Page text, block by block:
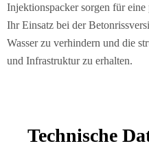
Injektionspacker sorgen für
Ihr Einsatz bei der
Wasser zu verhindern und die
und Infrastruktur zu erhalten.
Technische